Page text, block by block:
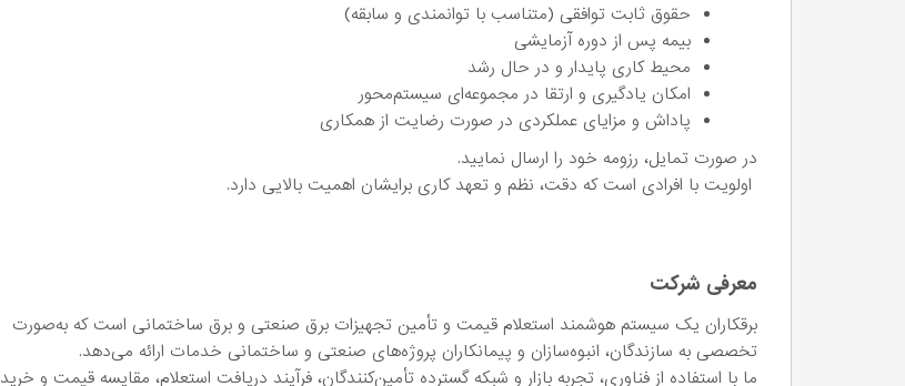
حقوق ثابت توافقی (متناسب با توانمندی و سابقه)
بیمه پس از دوره آزمایشی
محیط کاری پایدار و در حال رشد
امکان یادگیری و ارتقا در مجموعه‌ای سیستم‌محور
پاداش و مزایای عملکردی در صورت رضایت از همکاری
در صورت تمایل، رزومه خود را ارسال نمایید.
اولویت با افرادی است که دقت، نظم و تعهد کاری برایشان اهمیت بالایی دارد.
معرفی شرکت
برقکاران یک سیستم هوشمند استعلام قیمت و تأمین تجهیزات برق صنعتی و برق ساختمانی است که به‌صورت
تخصصی به سازندگان، انبوه‌سازان و پیمانکاران پروژه‌های صنعتی و ساختمانی خدمات ارائه می‌دهد.
ما با استفاده از فناوری، تجربه بازار و شبکه گسترده تأمین‌کنندگان، فرآیند دریافت استعلام، مقایسه قیمت و خرید